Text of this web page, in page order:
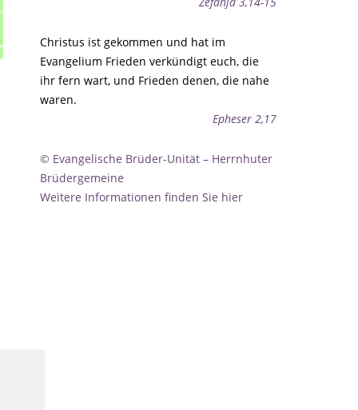
Christus ist gekommen und hat im
Evangelium Frieden verkündigt euch, die
ihr fern wart, und Frieden denen, die nahe
waren.
Epheser 2,17
© Evangelische Brüder-Unität – Herrnhuter
Brüdergemeine
Weitere Informationen finden Sie hier